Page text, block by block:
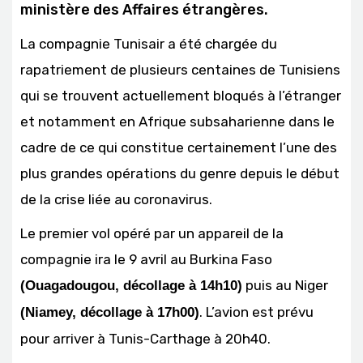
ministère des Affaires étrangères.
La compagnie Tunisair a été chargée du
rapatriement de plusieurs centaines de Tunisiens
qui se trouvent actuellement bloqués à l’étranger
et notamment en Afrique subsaharienne dans le
cadre de ce qui constitue certainement l’une des
plus grandes opérations du genre depuis le début
de la crise liée au coronavirus.
Le premier vol opéré par un appareil de la
compagnie ira le 9 avril au Burkina Faso
(Ouagadougou, décollage à 14h10) puis au Niger
(Niamey, décollage à 17h00). L’avion est prévu
pour arriver à Tunis-Carthage à 20h40.